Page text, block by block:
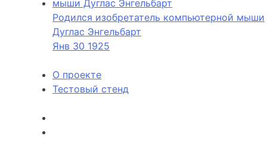
Родился изобретатель компьютерной мыши
Дуглас Энгельбарт
Янв 30 1925
О проекте
Тестовый стенд